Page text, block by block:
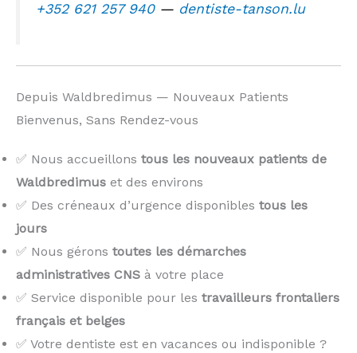
+352 621 257 940— dentiste-tanson.lu
Depuis Waldbredimus — Nouveaux Patients
Bienvenus, Sans Rendez-vous
✅ Nous accueillons tous les nouveaux patients de
Waldbredimus et des environs
✅ Des créneaux d’urgence disponibles tous les
jours
✅ Nous gérons toutes les démarches
administratives CNS à votre place
✅ Service disponible pour les travailleurs frontaliers
français et belges
✅ Votre dentiste est en vacances ou indisponible ?